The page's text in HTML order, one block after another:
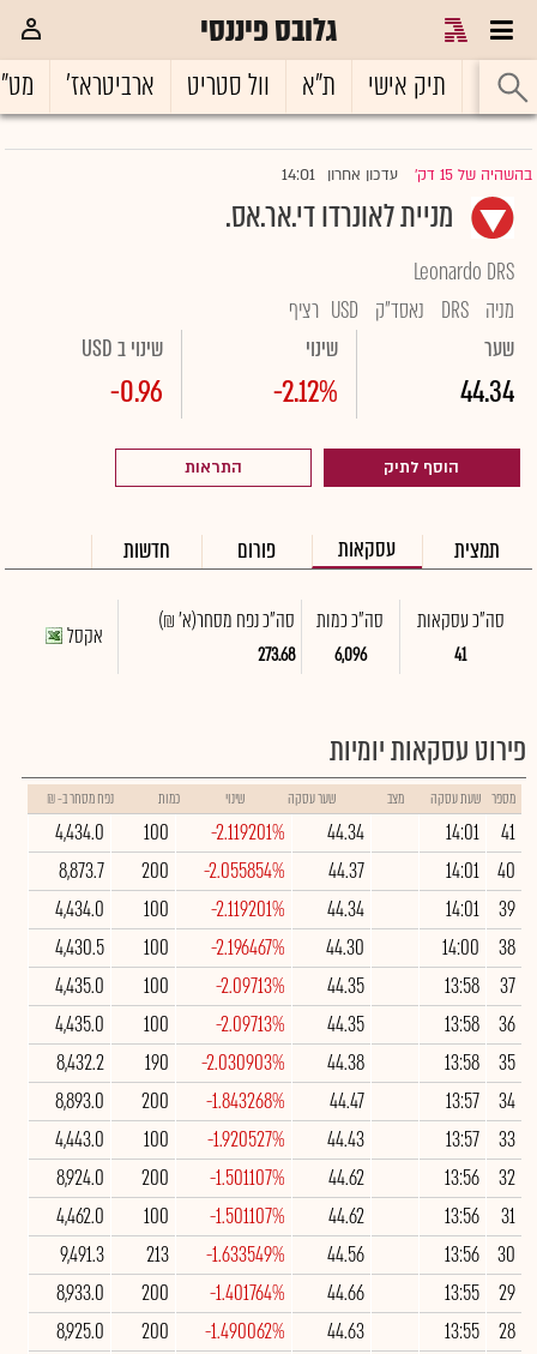
גלובס פיננסי
ראשי תיק אישי ת"א וול סטריט ארביטראז'
בהשהיה של 15 דק' |עדכון אחרון 14:01
מניית לאונרדו די.אר.אס.
Leonardo DRS
מניה DRS נאסד"ק USD רציף
שער
44.34
שינוי
-2.12%
שינוי ב USD
-0.96
הוסף לתיק התראות
תמצית עסקאות פורום חדשות
סה"כ עסקאות
41
סה"כ כמות
6,096
סה"כ נפח מסחר(א' ₪)
273.68
אקסל
פירוט עסקאות יומיות
מספר שעת עסקה מצב שער עסקה שינוי כמות נפח מסחר ב- ₪
41
14:01
44.34
-2.119201%
100
4,434.0
40
14:01
44.37
-2.055854%
200
8,873.7
39
14:01
44.34
-2.119201%
100
4,434.0
38
14:00
44.30
-2.196467%
100
4,430.5
37
13:58
44.35
-2.09713%
100
4,435.0
36
13:58
44.35
-2.09713%
100
4,435.0
35
13:58
44.38
-2.030903%
190
8,432.2
34
13:57
44.47
-1.843268%
200
8,893.0
33
13:57
44.43
-1.920527%
100
4,443.0
32
13:56
44.62
-1.501107%
200
8,924.0
31
13:56
44.62
-1.501107%
100
4,462.0
30
13:56
44.56
-1.633549%
213
9,491.3
29
13:55
44.66
-1.401764%
200
8,933.0
28
13:55
44.63
-1.490062%
200
8,925.0